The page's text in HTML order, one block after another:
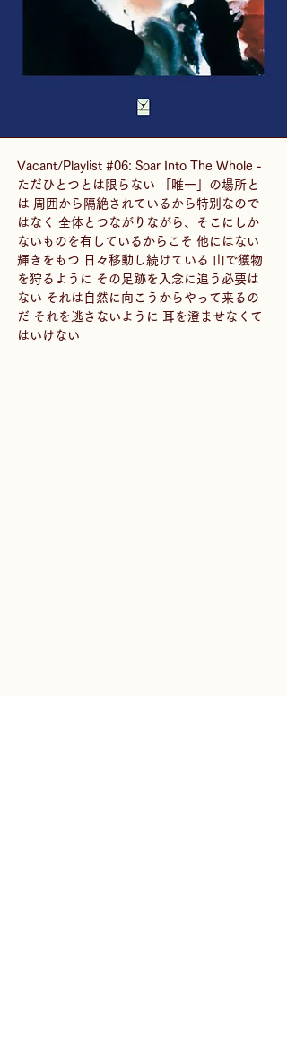
Vacant/Playlist #06: Soar Into The Whole -
ただひとつとは限らない 「唯一」の場所と
は 周囲から隔絶されているから特別なので
はなく 全体とつながりながら、そこにしか
ないものを有しているからこそ 他にはない
輝きをもつ 日々移動し続けている 山で獲物
を狩るように その足跡を入念に追う必要は
ない それは自然に向こうからやって来るの
だ それを逃さないように 耳を澄ませなくて
はいけない